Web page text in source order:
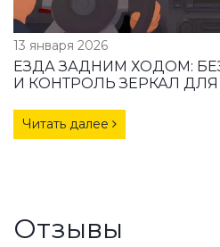
13 января 2026
ЕЗДА ЗАДНИМ ХОДОМ:
И КОНТРОЛЬ ЗЕРКАЛ
Читать далее
Отзывы